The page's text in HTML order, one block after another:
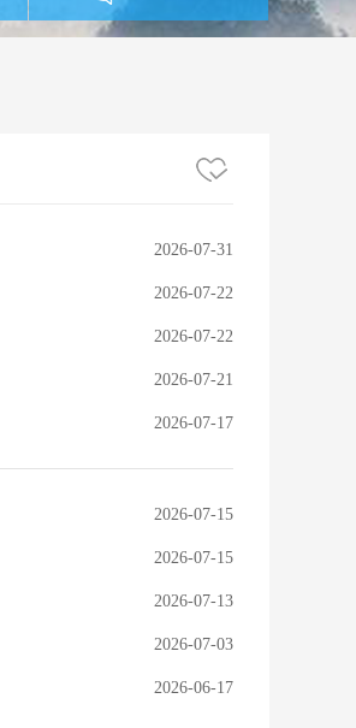
2026-07-31
2026-07-22
2026-07-22
2026-07-21
2026-07-17
2026-07-15
2026-07-15
2026-07-13
2026-07-03
2026-06-17